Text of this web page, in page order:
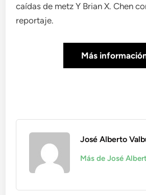
caídas de metz Y Brian X. Chen
reportaje.
Más
José Alberto
Más de José